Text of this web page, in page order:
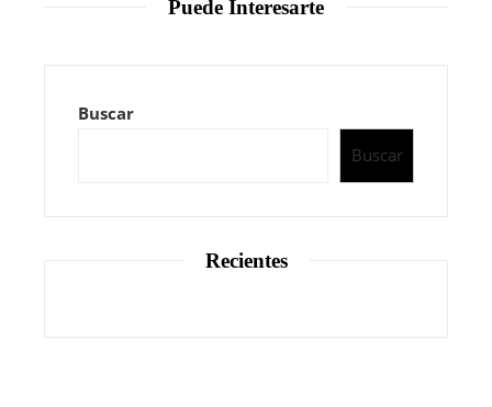
Puede Interesarte
Buscar
Buscar
Recientes